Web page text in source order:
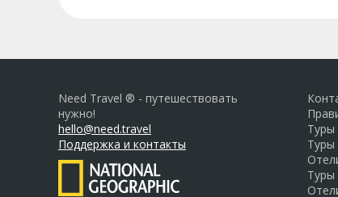
Need Travel ® - путешествовать
нужно!
hello@need.travel
Поддержка и контакты
Туры
Туры